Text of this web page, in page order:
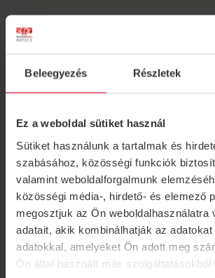
Beleegyezés Részletek
Ez a weboldal sütiket használ
Sütiket használunk a tartalmak és
szabásához, közösségi funkciók
valamint weboldalforgalmunk
közösségi média-, hirdető- és elemező
megosztjuk az Ön weboldalhasználatra
adatait, akik kombinálhatják az
adatokkal, amelyeket Ön adott meg
Ön által használt más szolgáltatásokból
S4Y Club
discounted accommodation at any
INTERESTED IN